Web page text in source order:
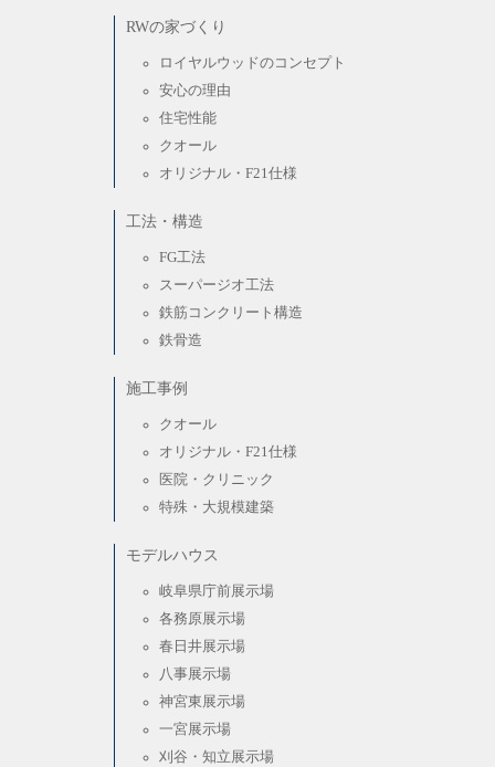
RWの家づくり
ロイヤルウッドのコンセプト
安心の理由
住宅性能
クオール
オリジナル・F21仕様
工法・構造
FG工法
スーパージオ工法
鉄筋コンクリート構造
鉄骨造
施工事例
クオール
オリジナル・F21仕様
医院・クリニック
特殊・大規模建築
モデルハウス
岐阜県庁前展示場
各務原展示場
春日井展示場
八事展示場
神宮東展示場
一宮展示場
刈谷・知立展示場